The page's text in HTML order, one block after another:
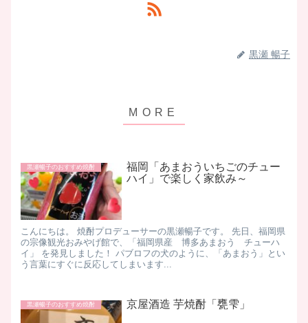
黒瀬 暢子
黒瀬暢子のおすすめ焼酎
福岡「あまおういちごのチュー
ハイ」で楽しく家飲み～
こんにちは。 焼酎プロデューサーの黒瀬暢子です。 先日、福岡県
の宗像観光おみやげ館で、「福岡県産 博多あまおう チューハ
イ」 を発見しました！ パブロフの犬のように、「あまおう」とい
う言葉にすぐに反応してしまいます...
黒瀬暢子のおすすめ焼酎 京屋酒造 芋焼酎「甕雫」